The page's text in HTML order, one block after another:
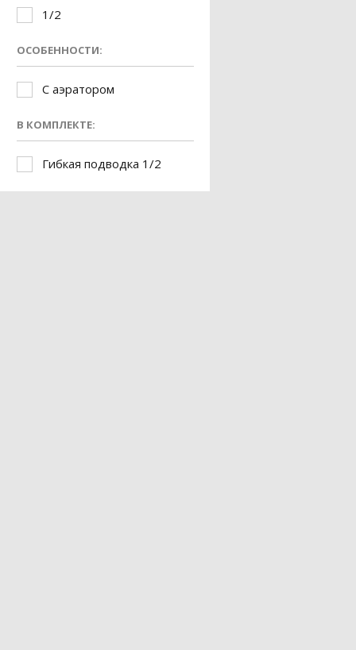
1/2
ОСОБЕННОСТИ:
С аэратором
В КОМПЛЕКТЕ:
Гибкая подводка 1/2